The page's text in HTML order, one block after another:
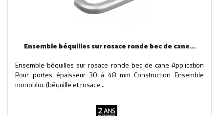
Ensemble béquilles sur rosace ronde bec de cane...
Ensemble béquilles sur rosace ronde bec de cane Application
Pour portes épaisseur 30 à 48 mm Construction Ensemble
monobloc (béquille et rosace...